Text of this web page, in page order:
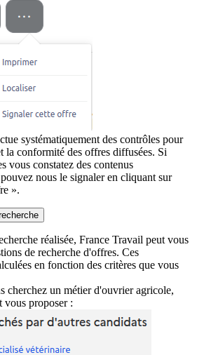
systématiquement des contrôles pour
la conformité des offres diffusées. Si
vous constatez des contenus
nous le signaler en cliquant sur
».
réalisée, France Travail peut vous
de recherche d'offres. Ces
en fonction des critères que vous
cherchez un métier d'ouvrier agricole,
vous proposer :